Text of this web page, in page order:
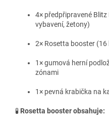
4× předpřipravené Blitz
vybavení, žetony)
2× Rosetta booster (16
1× gumová herní
zónami
1× pevná krabička na
🧪 Rosetta booster obsahuje: